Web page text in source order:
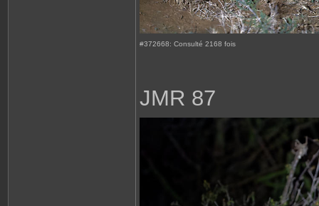
#372668: Consulté 2168 fois
JMR 87